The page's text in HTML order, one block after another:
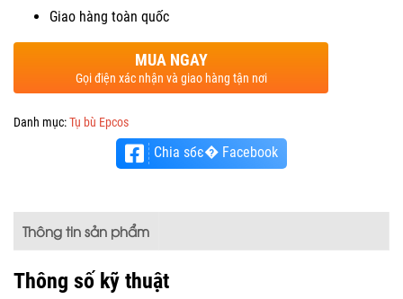
Giao hàng toàn quốc
MUA NGAY
Gọi điện xác nhận và giao hàng tận nơi
Danh mục:Tụ bù Epcos
Chia sбє� Facebook
Thông tin sản phẩm
Thông số kỹ thuật